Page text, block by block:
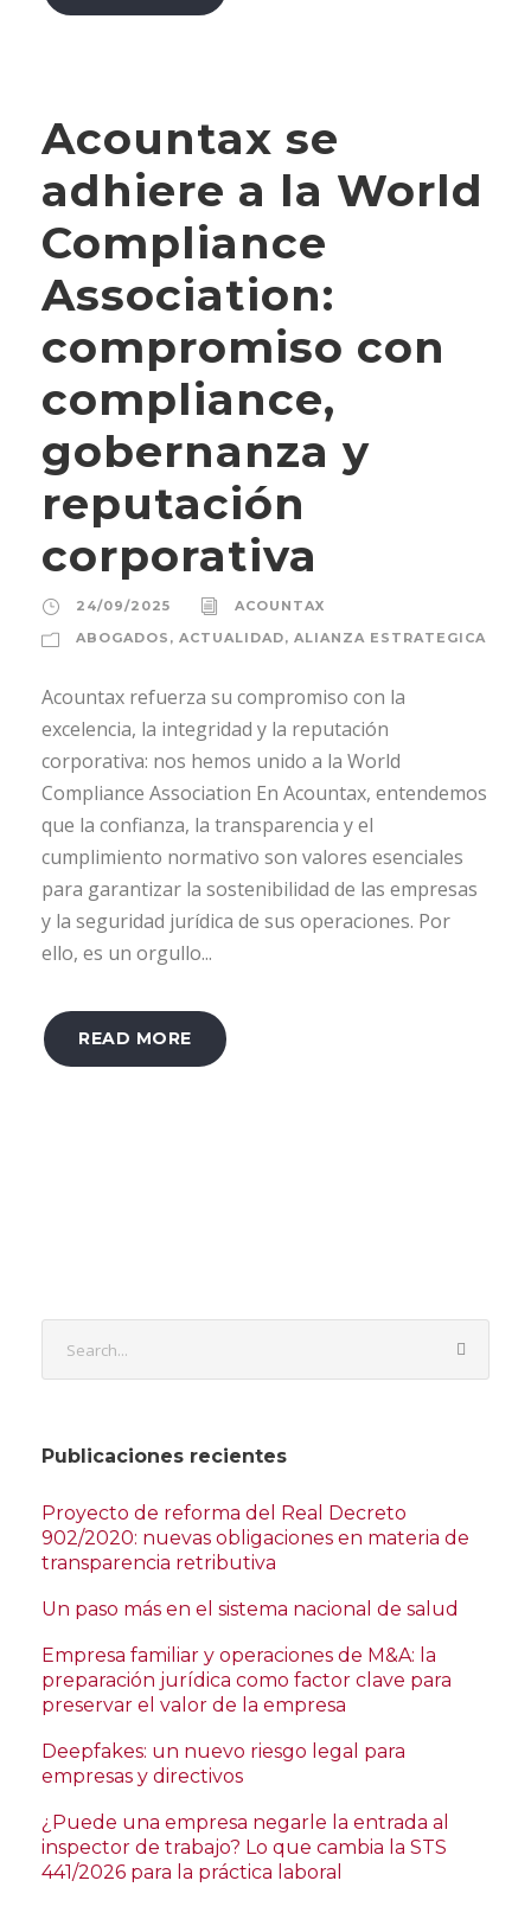
Acountax se
adhiere a la World
Compliance
Association:
compromiso con
compliance,
gobernanza y
reputación
corporativa
24/09/2025
ACOUNTAX
ABOGADOS , ACTUALIDAD, ALIANZA ESTRATEGICA
Acountax refuerza su compromiso con la
excelencia, la integridad y la reputación
corporativa: nos hemos unido a la World
Compliance Association En Acountax, entendemos
que la confianza, la transparencia y el
cumplimiento normativo son valores esenciales
para garantizar la sostenibilidad de las empresas
y la seguridad jurídica de sus operaciones. Por
ello, es un orgullo...
READ MORE
Publicaciones recientes
Proyecto de reforma del Real Decreto
902/2020: nuevas obligaciones en materia de
transparencia retributiva
Un paso más en el sistema nacional de salud
Empresa familiar y operaciones de M&A: la
preparación jurídica como factor clave para
preservar el valor de la empresa
Deepfakes: un nuevo riesgo legal para
empresas y directivos
¿Puede una empresa negarle la entrada al
inspector de trabajo? Lo que cambia la STS
441/2026 para la práctica laboral